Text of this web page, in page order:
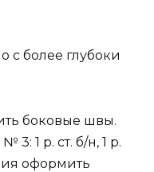
с более глубоки
боковые швы.
3: 1 р. ст. б/н, 1 р.
оформить